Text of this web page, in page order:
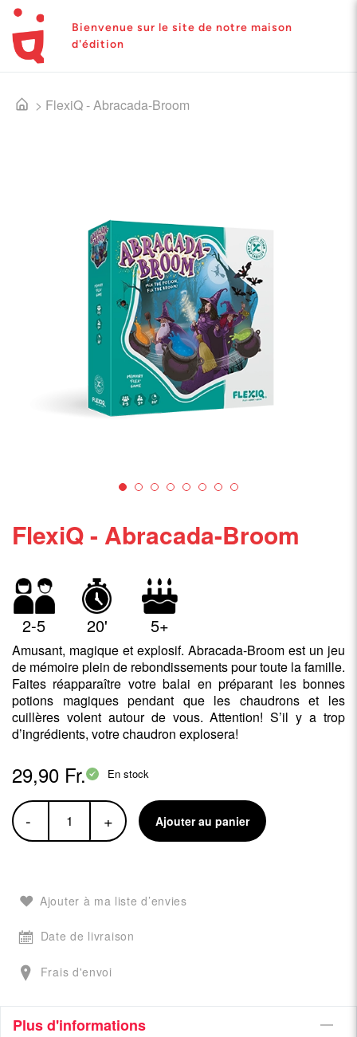
Bienvenue sur le site de notre maison
d'édition
> FlexiQ - Abracada-Broom
FlexiQ - Abracada-Broom
2-5 20' 5+
Amusant, magique et explosif. Abracada-Broom est un jeu
de mémoire plein de rebondissements pour toute la famille.
Faites réapparaître votre balai en préparant les bonnes
potions magiques pendant que les chaudrons et les
cuillères volent autour de vous. Attention! S’il y a trop
d’ingrédients, votre chaudron explosera!
29,90 Fr. En stock
- + Ajouter au panier
Ajouter à ma liste d’envies
Date de livraison
Frais d'envoi
Plus d'informations